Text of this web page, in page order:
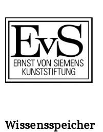
Wissensspeicher
Förderphilosophie
Gremien
Ankauf
Restaurierungen